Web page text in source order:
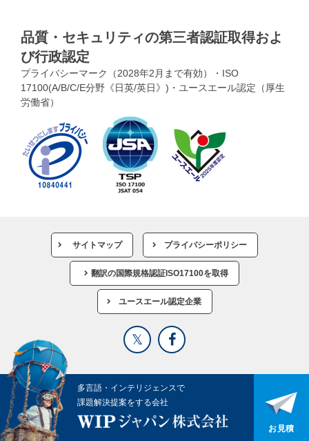
品質・セキュリティの第三者認証取得およ
び行政認定
プライバシーマーク（2028年2月まで有効）・ISO
17100(A/B/C/E分野《日英/英日》)・ユースエール認定（厚生
労働省）
サイトマップ プライバシーポリシー
翻訳の国際規格認証ISO17100を取得
ユースエール認定企業
多言語・インテリジェンスで
課題解決提案をする会社
お見積